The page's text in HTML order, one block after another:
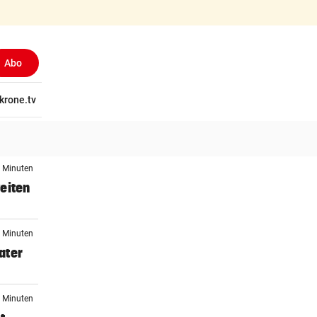
Abo
krone.tv
Minuten
Minuten
Minuten